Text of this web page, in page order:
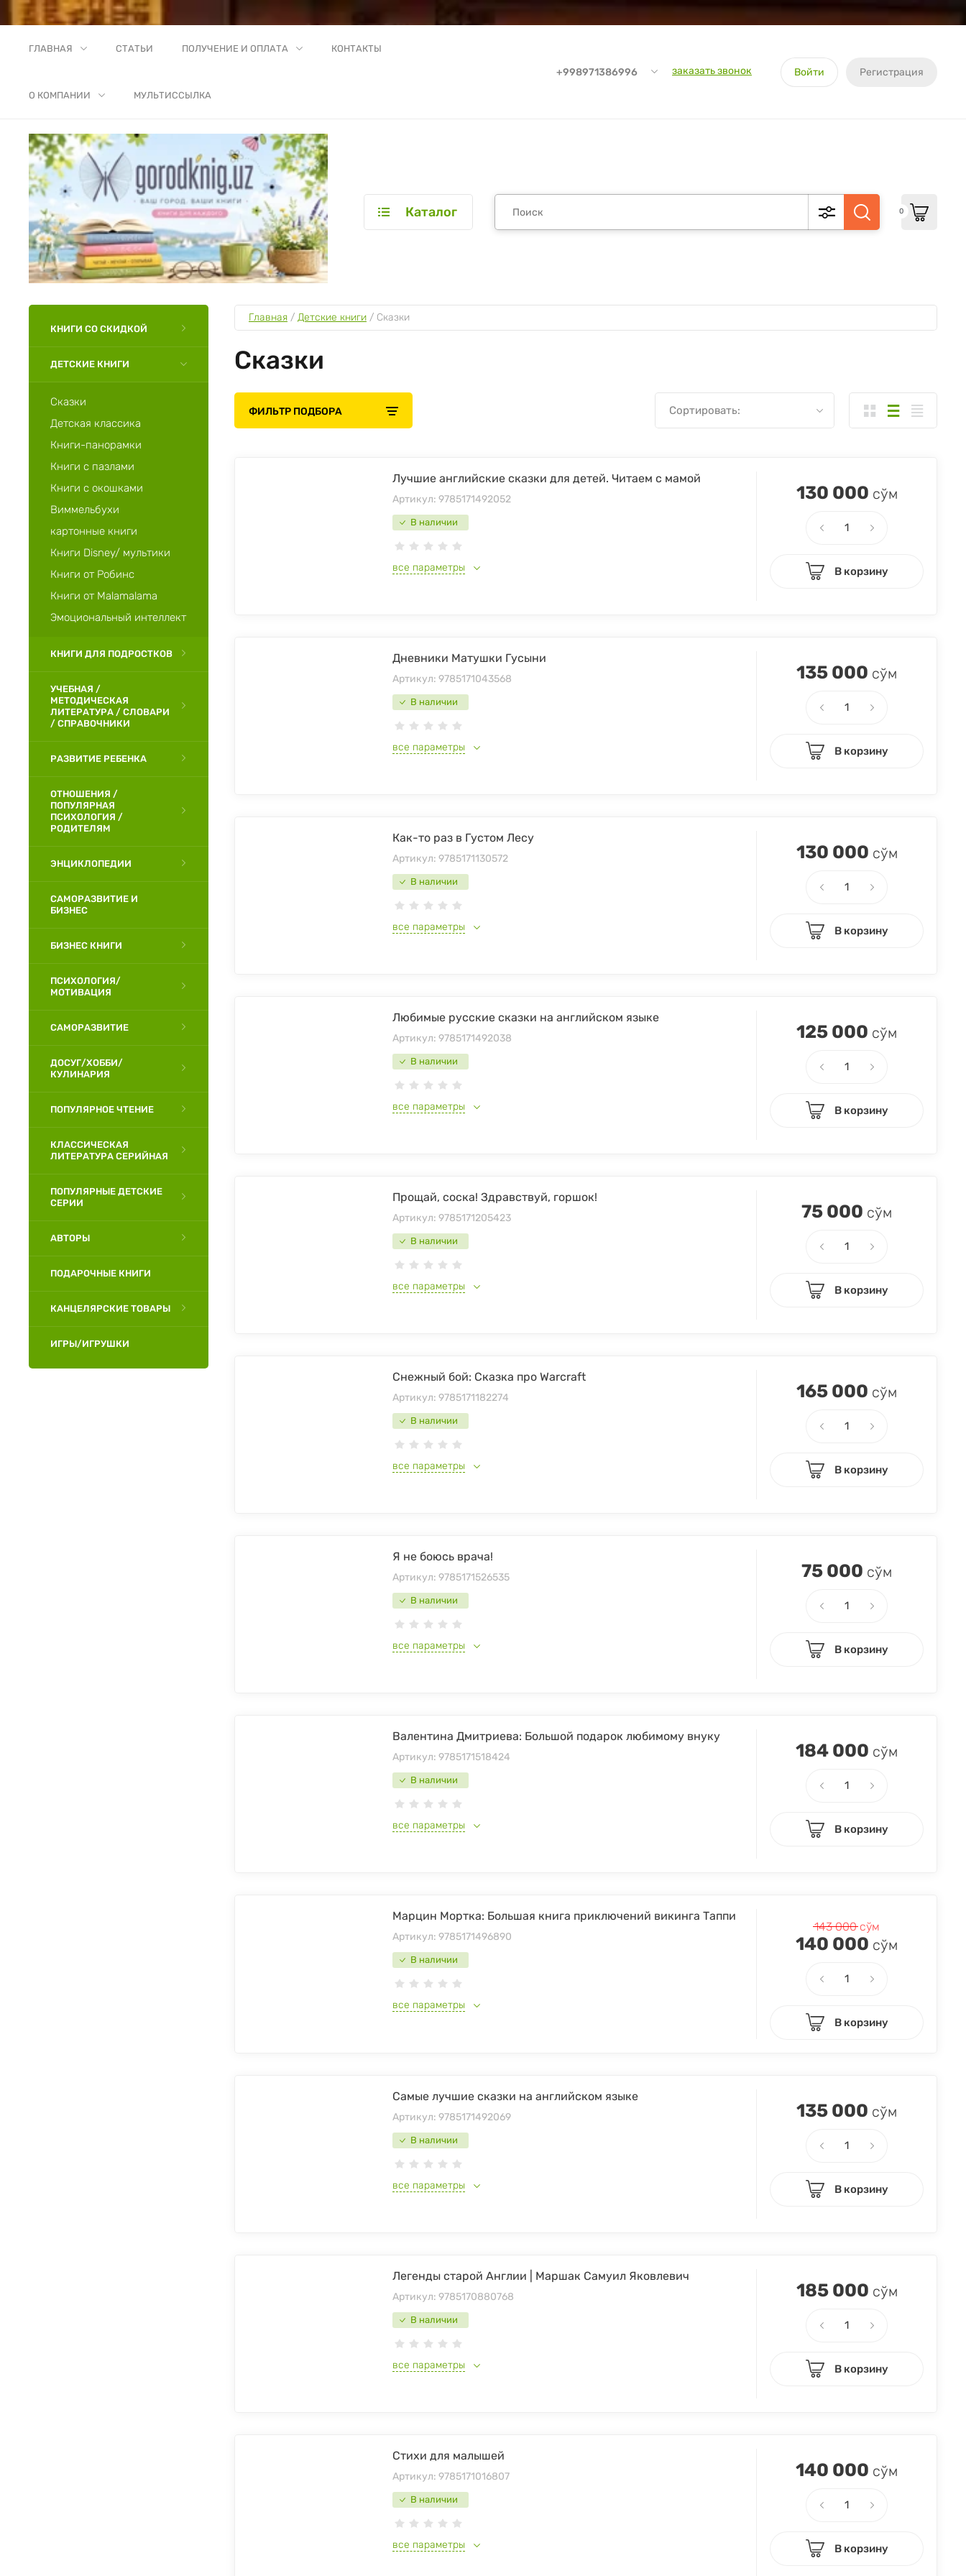
ГЛАВНАЯ СТАТЬИ ПОЛУЧЕНИЕ И ОПЛАТА КОНТАКТЫ
О КОМПАНИИ МУЛЬТИССЫЛКА
+998971386996 заказать звонок Войти Регистрация
Каталог 0
КНИГИ СО СКИДКОЙ
ДЕТСКИЕ КНИГИ
Сказки
Детская классика
Книги-панорамки
Книги с пазлами
Книги с окошками
Виммельбухи
картонные книги
Книги Disney/ мультики
Книги от Робинс
Книги от Malamalama
Эмоциональный интеллект
КНИГИ ДЛЯ ПОДРОСТКОВ
УЧЕБНАЯ /
МЕТОДИЧЕСКАЯ
ЛИТЕРАТУРА / СЛОВАРИ
/ СПРАВОЧНИКИ
РАЗВИТИЕ РЕБЕНКА
ОТНОШЕНИЯ /
ПОПУЛЯРНАЯ
ПСИХОЛОГИЯ /
РОДИТЕЛЯМ
ЭНЦИКЛОПЕДИИ
САМОРАЗВИТИЕ И
БИЗНЕС
БИЗНЕС КНИГИ
ПСИХОЛОГИЯ/
МОТИВАЦИЯ
САМОРАЗВИТИЕ
ДОСУГ/ХОББИ/
КУЛИНАРИЯ
ПОПУЛЯРНОЕ ЧТЕНИЕ
КЛАССИЧЕСКАЯ
ЛИТЕРАТУРА СЕРИЙНАЯ
ПОПУЛЯРНЫЕ ДЕТСКИЕ
СЕРИИ
АВТОРЫ
ПОДАРОЧНЫЕ КНИГИ
КАНЦЕЛЯРСКИЕ ТОВАРЫ
ИГРЫ/ИГРУШКИ
Главная / Детские книги / Сказки
Сказки
ФИЛЬТР ПОДБОРА Сортировать:
В наличии
Лучшие английские сказки для детей. Читаем с мамой
Артикул: 9785171492052
все параметры
130 000 сўм
В корзину
В наличии
Дневники Матушки Гусыни
Артикул: 9785171043568
все параметры
135 000 сўм
В корзину
В наличии
Как-то раз в Густом Лесу
Артикул: 9785171130572
все параметры
130 000 сўм
В корзину
В наличии
Любимые русские сказки на английском языке
Артикул: 9785171492038
все параметры
125 000 сўм
В корзину
В наличии
Прощай, соска! Здравствуй, горшок!
Артикул: 9785171205423
все параметры
75 000 сўм
В корзину
В наличии
Снежный бой: Сказка про Warcraft
Артикул: 9785171182274
все параметры
165 000 сўм
В корзину
В наличии
Я не боюсь врача!
Артикул: 9785171526535
все параметры
75 000 сўм
В корзину
В наличии
Валентина Дмитриева: Большой подарок любимому внуку
Артикул: 9785171518424
все параметры
184 000 сўм
В корзину
В наличии
Марцин Мортка: Большая книга приключений викинга Таппи
Артикул: 9785171496890
все параметры
143 000сўм
140 000 сўм
В корзину
В наличии
Самые лучшие сказки на английском языке
Артикул: 9785171492069
все параметры
135 000 сўм
В корзину
В наличии
Легенды старой Англии | Маршак Самуил Яковлевич
Артикул: 9785170880768
все параметры
185 000 сўм
В корзину
В наличии
Стихи для малышей
Артикул: 9785171016807
все параметры
140 000 сўм
В корзину